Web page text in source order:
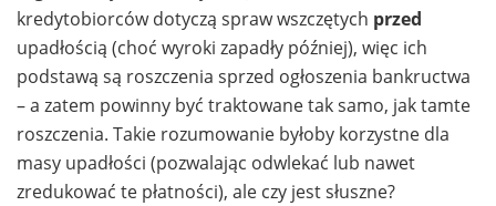
kredytobiorców dotyczą spraw wszczętych przed
upadłością (choć wyroki zapadły później), więc ich
podstawą są roszczenia sprzed ogłoszenia bankructwa
– a zatem powinny być traktowane tak samo, jak tamte
roszczenia. Takie rozumowanie byłoby korzystne dla
masy upadłości (pozwalając odwlekać lub nawet
zredukować te płatności), ale czy jest słuszne?